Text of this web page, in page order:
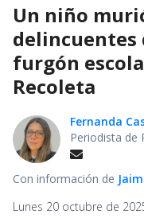
Un niño
delincuentes
furgón
Recoleta
Fernanda
Periodista de
Con información de
Lunes 20 octubre de